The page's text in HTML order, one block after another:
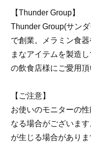
【Thunder Group】
Thunder Group(サン
で創業。メラミン食
まなアイテムを製造
の飲食店様にご愛用頂
【ご注意】
お使いのモニターの
なる場合がございま
が生じる場合があり